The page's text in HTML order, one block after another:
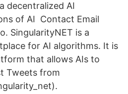
decentralized AI
of AI Contact Email
SingularityNET is a
for AI algorithms. It is
that allows AIs to
Tweets from